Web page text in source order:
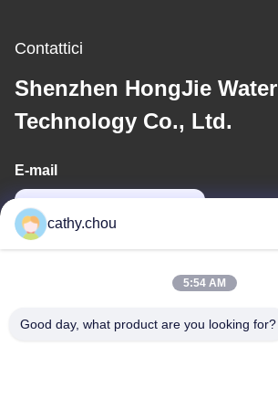
Contattici
Shenzhen HongJie Water
Technology Co., Ltd.
E-mail
cathy.chou
5:54 AM
Good day, what product are you looking for?